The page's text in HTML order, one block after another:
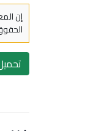
إن